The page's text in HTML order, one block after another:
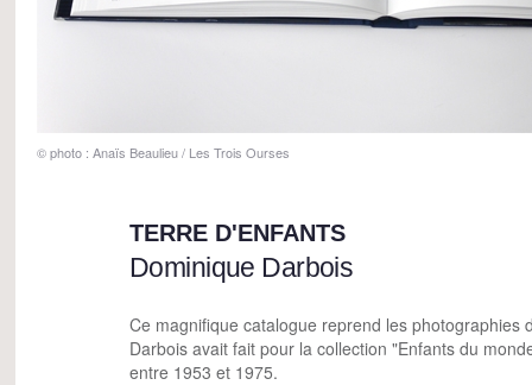
© photo : Anaïs Beaulieu / Les Trois Ourses
TERRE D'ENFANTS
Dominique Darbois
Ce magnifique catalogue reprend les photographies
Darbois avait fait pour la collection "Enfants du
entre 1953 et 1975.